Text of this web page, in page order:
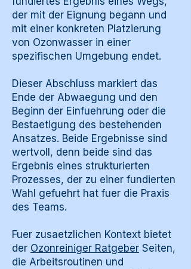
der mit der Eignung begann und
mit einer konkreten Platzierung
von Ozonwasser in einer
spezifischen Umgebung endet.
Dieser Abschluss markiert das
Ende der Abwaegung und den
Beginn der Einfuehrung oder die
Bestaetigung des bestehenden
Ansatzes. Beide Ergebnisse sind
wertvoll, denn beide sind das
Ergebnis eines strukturierten
Prozesses, der zu einer fundierten
Wahl gefuehrt hat fuer die Praxis
des Teams.
Fuer zusaetzlichen Kontext bietet
der Ozonreiniger Ratgeber Seiten,
die Arbeitsroutinen und